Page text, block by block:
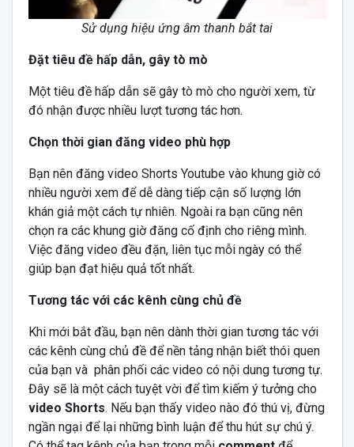
Sử dụng hiệu ứng âm thanh bắt tai
Đặt tiêu đề hấp dẫn, gây tò mò
Một tiêu đề hấp dẫn sẽ gây tò mò cho người xem, từ
đó nhận được nhiều lượt tương tác hơn.
Chọn thời gian đăng video phù hợp
Bạn nên đăng video Shorts Youtube vào khung giờ có
nhiều người xem để dễ dàng tiếp cận số lượng lớn
khán giả một cách tự nhiên. Ngoài ra bạn cũng nên
chọn ra các khung giờ đăng cố định cho riêng mình.
Việc đăng video đều đặn, liên tục mỗi ngày có thể
giúp bạn đạt hiệu quả tốt nhất.
Tương tác với các kênh cùng chủ đề
Khi mới bắt đầu, bạn nên dành thời gian tương tác với
các kênh cùng chủ đề để nền tảng nhận biết thói quen
của bạn và phân phối các video có nội dung tương tự.
Đây sẽ là một cách tuyệt vời để tìm kiếm ý tưởng cho
video Shorts. Nếu bạn thấy video nào đó thú vị, đừng
ngần ngại để lại những bình luận để thu hút sự chú ý.